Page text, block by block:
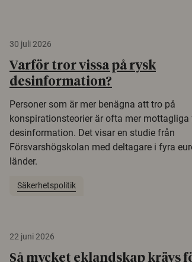
30 juli 2026
Varför tror vissa på rysk
desinformation?
Personer som är mer benägna att tro på
konspirationsteorier är ofta mer mottagliga
desinformation. Det visar en studie från
Försvarshögskolan med deltagare i fyra
länder.
Säkerhetspolitik
22 juni 2026
Så mycket eklandskap krävs